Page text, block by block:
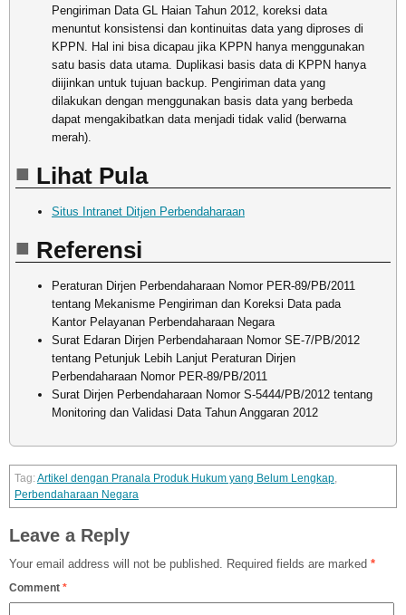
Pengiriman Data GL Haian Tahun 2012, koreksi data
menuntut konsistensi dan kontinuitas data yang diproses di
KPPN. Hal ini bisa dicapau jika KPPN hanya menggunakan
satu basis data utama. Duplikasi basis data di KPPN hanya
diijinkan untuk tujuan backup. Pengiriman data yang
dilakukan dengan menggunakan basis data yang berbeda
dapat mengakibatkan data menjadi tidak valid (berwarna
merah).
Lihat Pula
Situs Intranet Ditjen Perbendaharaan
Referensi
Peraturan Dirjen Perbendaharaan Nomor PER-89/PB/2011
tentang Mekanisme Pengiriman dan Koreksi Data pada
Kantor Pelayanan Perbendaharaan Negara
Surat Edaran Dirjen Perbendaharaan Nomor SE-7/PB/2012
tentang Petunjuk Lebih Lanjut Peraturan Dirjen
Perbendaharaan Nomor PER-89/PB/2011
Surat Dirjen Perbendaharaan Nomor S-5444/PB/2012 tentang
Monitoring dan Validasi Data Tahun Anggaran 2012
Artikel dengan Pranala Produk Hukum yang Belum Lengkap,
Perbendaharaan Negara
Leave a Reply
Your email address will not be published. Required fields are marked *
Comment *